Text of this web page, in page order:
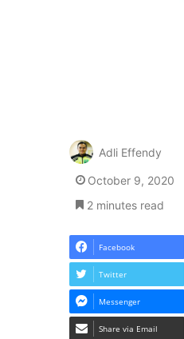
Adli Effendy
October 9, 2020
2 minutes read
Facebook
Twitter
Messenger
Share via Email